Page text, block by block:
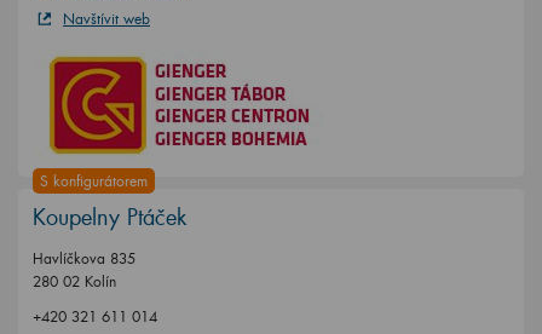
Navštívit web
S konfigurátorem
Koupelny Ptáček
Havlíčkova 835
280 02 Kolín
+420 321 611 014